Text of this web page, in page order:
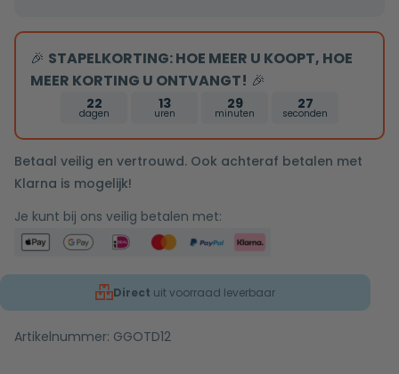
🎉 STAPELKORTING: HOE MEER U KOOPT, HOE
MEER KORTING U ONTVANGT! 🎉
22
dagen
13
uren
29
minuten
26
seconden
Betaal veilig en vertrouwd. Ook achteraf betalen met
Klarna is mogelijk!
Je kunt bij ons veilig betalen met:
Direct uit voorraad leverbaar
Artikelnummer: GGOTD12